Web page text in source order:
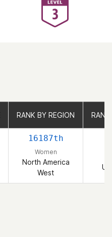
RANK BY REGION
16187th
Women
North America
West
RANK BY REGION